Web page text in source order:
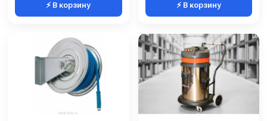
⚡ В корзину ⚡ В корзину